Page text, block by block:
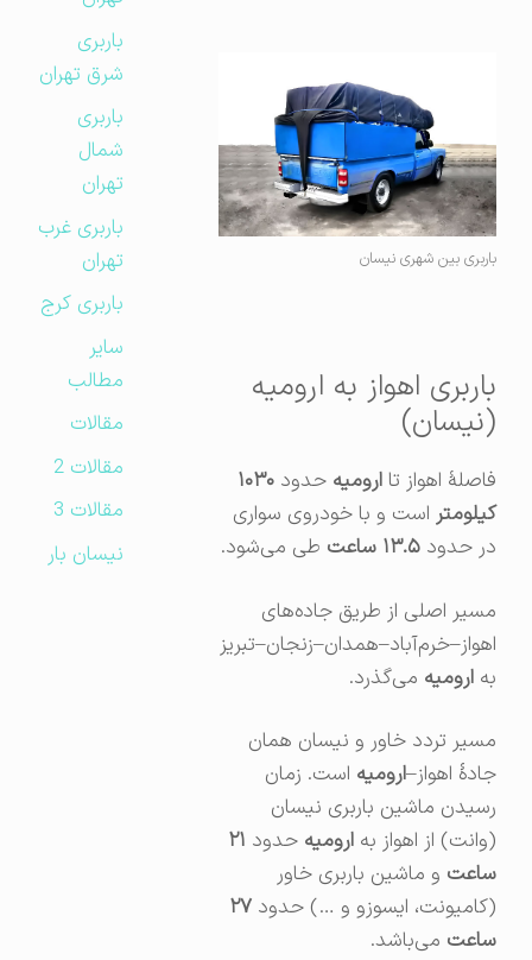
باربری بین شهری نیسان
باربری اهواز به ارومیه
(نیسان)
فاصلهٔ اهواز تاارومیهحدود۱۰۳۰
کیلومتراست و با خودروی سواری
در حدود۱۳.۵ ساعت طی می‌شود.
مسیر اصلی از طریق جاده‌های
اهواز–خرم‌آباد–همدان–زنجان–تبریز
ارومیهمی‌گذرد.
مسیر تردد خاور و نیسان همان
جادهٔ اهواز–ارومیهاست. زمان
رسیدن ماشین باربری نیسان
(وانت) از اهواز بهارومیهحدود۲۱
ساعتو ماشین باربری خاور
(کامیونت، ایسوزو و …) حدود۲۷
ساعتمی‌باشد.
باربری
شرق تهران
باربری
شمال
تهران
باربری غرب
تهران
باربری کرج
مطالب
مقالات
مقالات 2
مقالات 3
نیسان بار